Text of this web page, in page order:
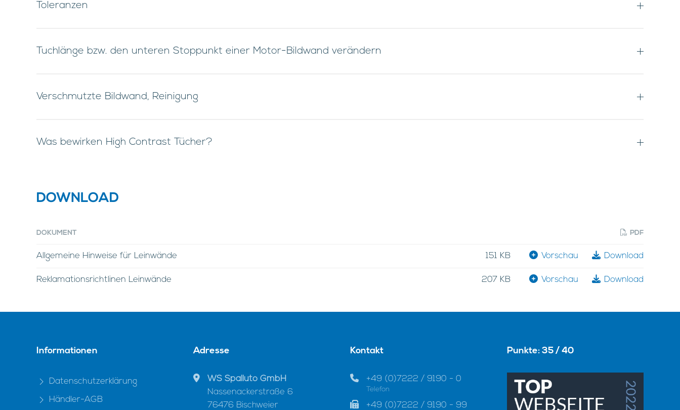
Toleranzen
Tuchlänge bzw. den unteren Stoppunkt einer Motor-Bildwand verändern
Verschmutzte Bildwand, Reinigung
Was bewirken High Contrast Tücher?
DOWNLOAD
DOKUMENT PDF
Allgemeine Hinweise für Leinwände 151 KB Vorschau Download
Reklamationsrichtlinen Leinwände 207 KB Vorschau Download
Informationen
Datenschutzerklärung
Händler-AGB
Adresse
WS Spalluto GmbH
Nassenackerstraße 6
76476 Bischweier
Kontakt
+49 (0)7222 / 9190 - 0
Telefon
+49 (0)7222 / 9190 - 99
Punkte: 35 / 40